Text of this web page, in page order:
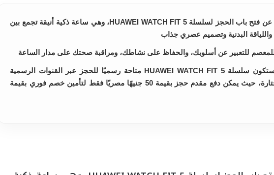
أعلنت شركة هواوي عن فتح باب الحجز لسلسلة HUAWEI WATCH FIT 5، وهي ساعة ذكية أنيقة تجمع بين
البدنية وتصميم عصري جذاب
للمعصم للتعبير عن أسلوبك، والحفاظ على نشاطك، ومراقبة صحتك على مدار الساعة
واعتبارًا من اليوم، ستكون سلسلة HUAWEI WATCH FIT 5 متاحة رسميًا للحجز عبر القنوات الرسمية
ومتاجر التجزئة المختارة، حيث يمكن دفع مقدم حجز بقيمة 50 جنيهًا مصريًا فقط لتأمين خصم فوري بقيمة